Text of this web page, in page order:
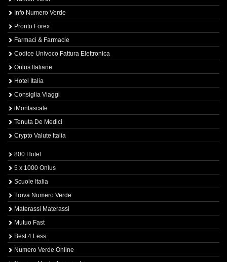
Info Numero Verde
Pronto Forex
Farmaci & Farmacie
Codice Univoco Fattura Elettronica
Onlus Italiane
Hotel Italia
Consiglia Viaggi
iMontascale
Tenuta De Medici
Crypto Valute Italia
800 Hotel
5 x 1000 Onlus
Scuole Italia
Trova Numero Verde
Materassi Materassi
Mutuo Fast
Best 4 Less
Numero Verde Online